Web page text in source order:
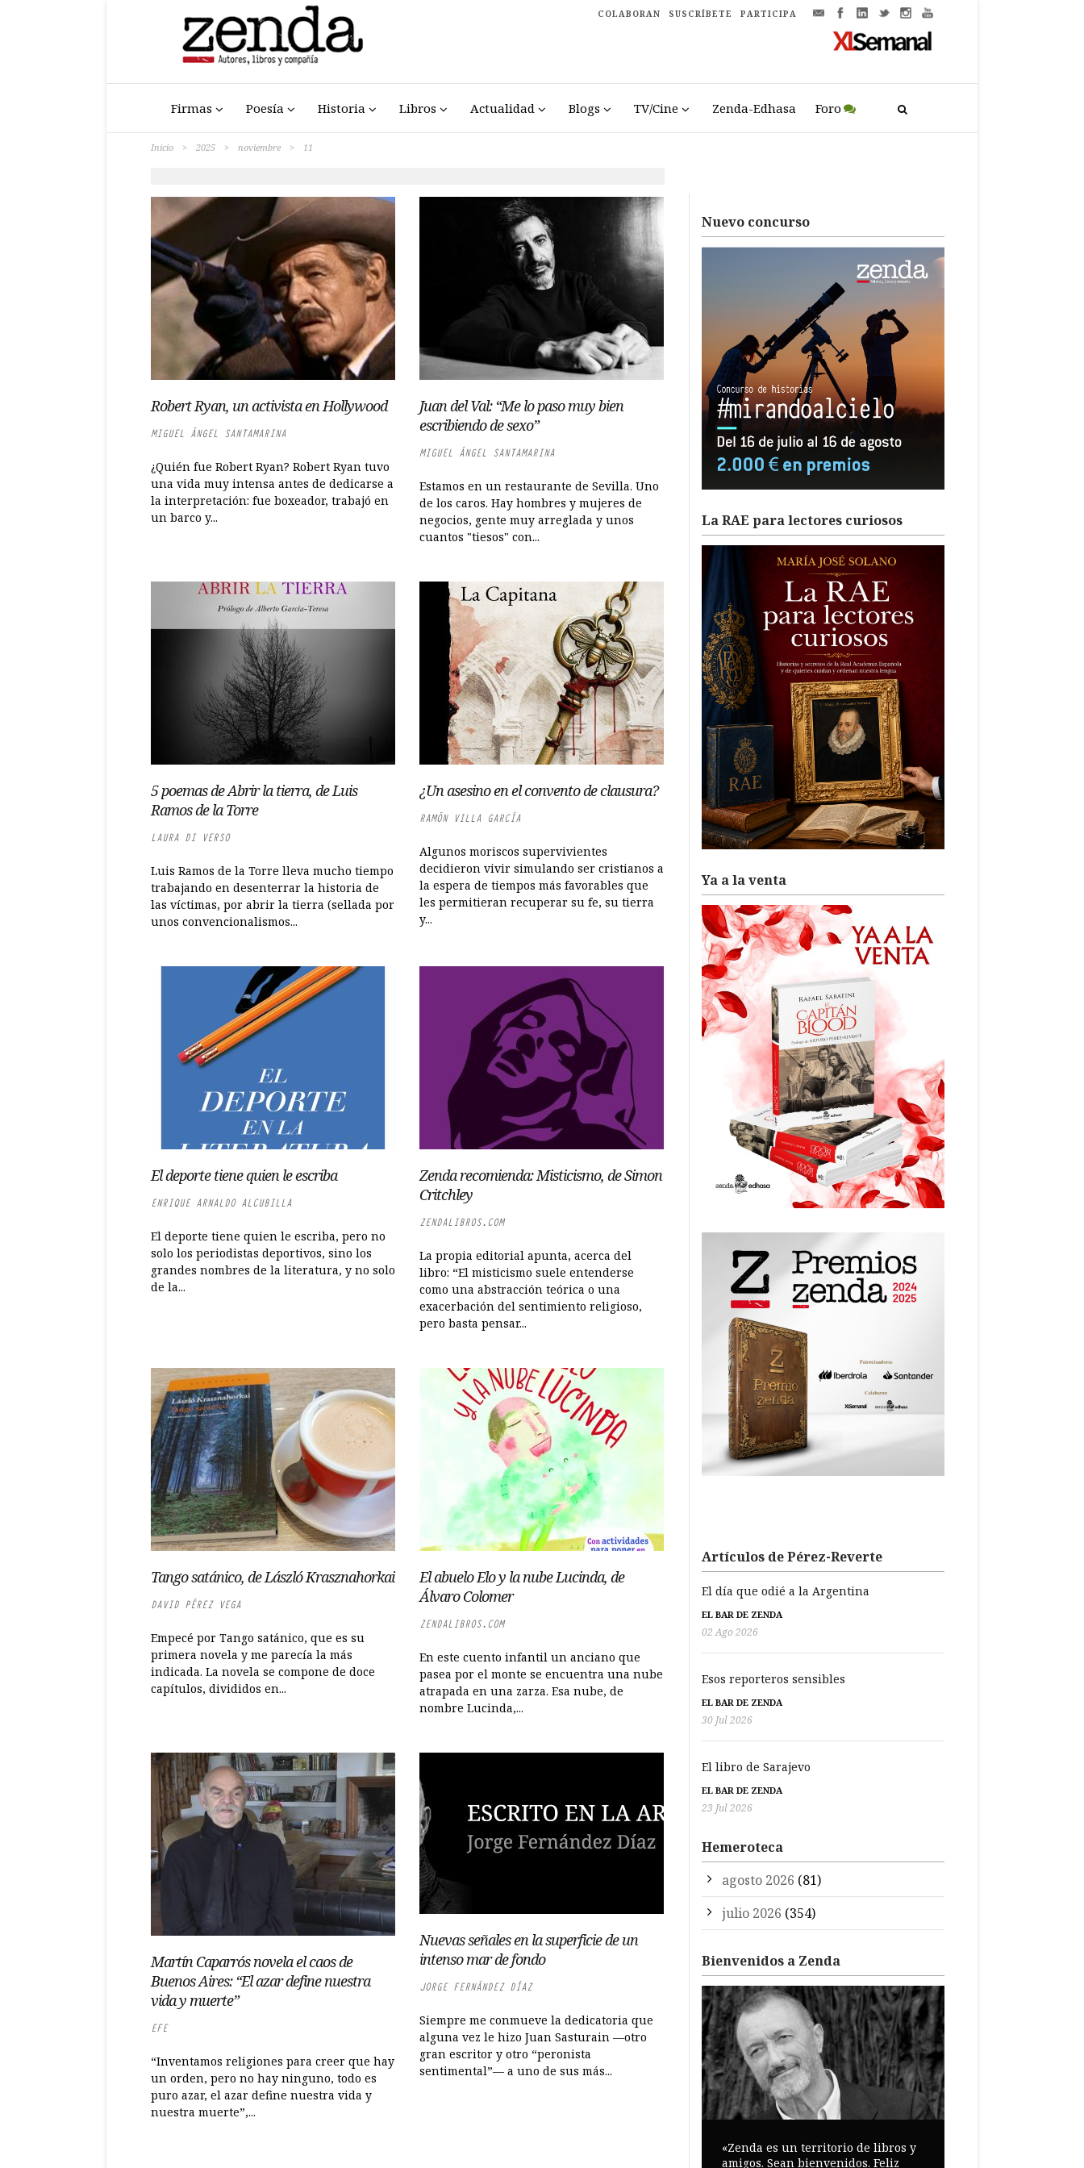
COLABORAN SUSCRÍBETE PARTICIPA
Firmas Poesía Historia Libros Actualidad Blogs TV/Cine Zenda-Edhasa Foro
Inicio > 2025 > noviembre > 11
Robert Ryan, un activista en Hollywood
MIGUEL ÁNGEL SANTAMARINA
¿Quién fue Robert Ryan? Robert Ryan tuvo
una vida muy intensa antes de dedicarse a
la interpretación: fue boxeador, trabajó en
un barco y...
Juan del Val: “Me lo paso muy bien
escribiendo de sexo”
MIGUEL ÁNGEL SANTAMARINA
Estamos en un restaurante de Sevilla. Uno
de los caros. Hay hombres y mujeres de
negocios, gente muy arreglada y unos
cuantos "tiesos" con...
5 poemas de Abrir la tierra, de Luis
Ramos de la Torre
LAURA DI VERSO
Luis Ramos de la Torre lleva mucho tiempo
trabajando en desenterrar la historia de
las víctimas, por abrir la tierra (sellada por
unos convencionalismos...
¿Un asesino en el convento de clausura?
RAMÓN VILLA GARCÍA
Algunos moriscos supervivientes
decidieron vivir simulando ser cristianos a
la espera de tiempos más favorables que
les permitieran recuperar su fe, su tierra
y...
El deporte tiene quien le escriba
ENRIQUE ARNALDO ALCUBILLA
El deporte tiene quien le escriba, pero no
solo los periodistas deportivos, sino los
grandes nombres de la literatura, y no solo
de la...
Zenda recomienda: Misticismo, de Simon
Critchley
ZENDALIBROS.COM
La propia editorial apunta, acerca del
libro: “El misticismo suele entenderse
como una abstracción teórica o una
exacerbación del sentimiento religioso,
pero basta pensar...
Tango satánico, de László Krasznahorkai
DAVID PÉREZ VEGA
Empecé por Tango satánico, que es su
primera novela y me parecía la más
indicada. La novela se compone de doce
capítulos, divididos en...
El abuelo Elo y la nube Lucinda, de
Álvaro Colomer
ZENDALIBROS.COM
En este cuento infantil un anciano que
pasea por el monte se encuentra una nube
atrapada en una zarza. Esa nube, de
nombre Lucinda,...
Martín Caparrós novela el caos de
Buenos Aires: “El azar define nuestra
vida y muerte”
EFE
“Inventamos religiones para creer que hay
un orden, pero no hay ninguno, todo es
puro azar, el azar define nuestra vida y
nuestra muerte”,...
Nuevas señales en la superficie de un
intenso mar de fondo
JORGE FERNÁNDEZ DÍAZ
Siempre me conmueve la dedicatoria que
alguna vez le hizo Juan Sasturain —otro
gran escritor y otro “peronista
sentimental”— a uno de sus más...
Nuevo concurso
La RAE para lectores curiosos
Ya a la venta
Artículos de Pérez-Reverte
El día que odié a la Argentina
EL BAR DE ZENDA
02 Ago 2026
Esos reporteros sensibles
EL BAR DE ZENDA
30 Jul 2026
El libro de Sarajevo
EL BAR DE ZENDA
23 Jul 2026
Hemeroteca
agosto 2026 (81)
julio 2026 (354)
Bienvenidos a Zenda
«Zenda es un territorio de libros y
amigos. Sean bienvenidos. Feliz